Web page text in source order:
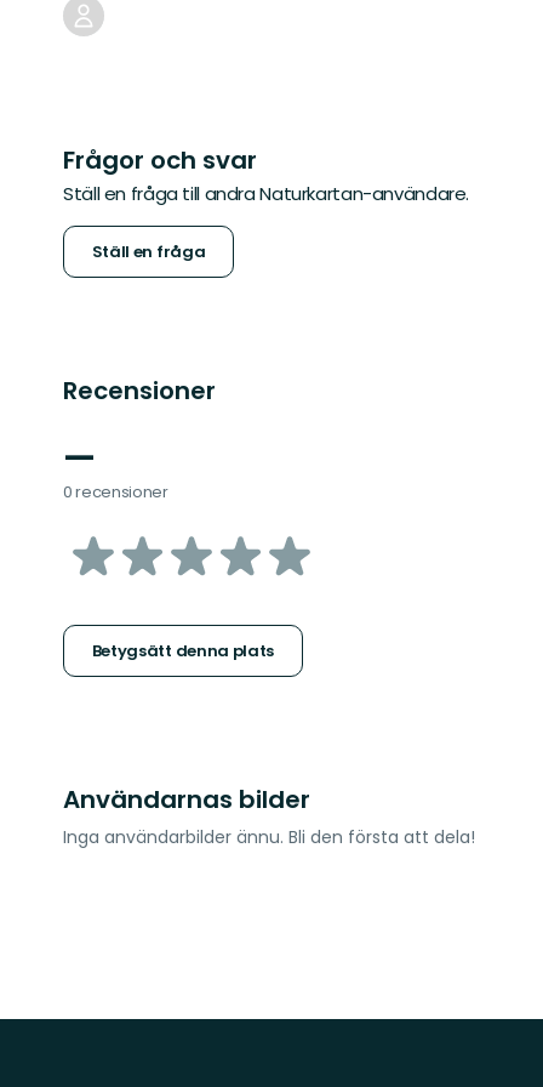
Frågor och svar
Ställ en fråga till andra Naturkartan-användare.
Ställ en fråga
Recensioner
—
0 recensioner
av
stjärnor
Betygsätt denna plats
Användarnas bilder
Inga användarbilder ännu. Bli den första att dela!